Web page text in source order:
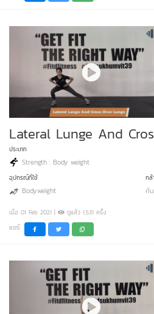
Lateral Lunge And
ประเภท
Strength : Body weight
อุปกรณ์ที่ใช้
Bodyweight
กล้
ก้น
เมื่อ 01 Feb 2021 | ดูแล้ว 1,531 ครั้ง
แชร์